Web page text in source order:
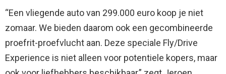
“Een vliegende auto van 299.000 euro koop je niet
zomaar. We bieden daarom ook een gecombineerde
proefrit-proefvlucht aan. Deze speciale Fly/Drive
Experience is niet alleen voor potentiele kopers, maar